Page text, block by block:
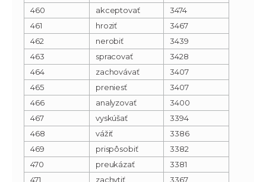
460
akceptovať
3474
461
hroziť
3467
462
nerobiť
3439
463
spracovať
3428
464
zachovávať
3407
465
preniesť
3407
466
analyzovať
3400
467
vyskúšať
3394
468
vážiť
3386
469
prispôsobiť
3382
470
preukázať
3381
471
zachytiť
3367